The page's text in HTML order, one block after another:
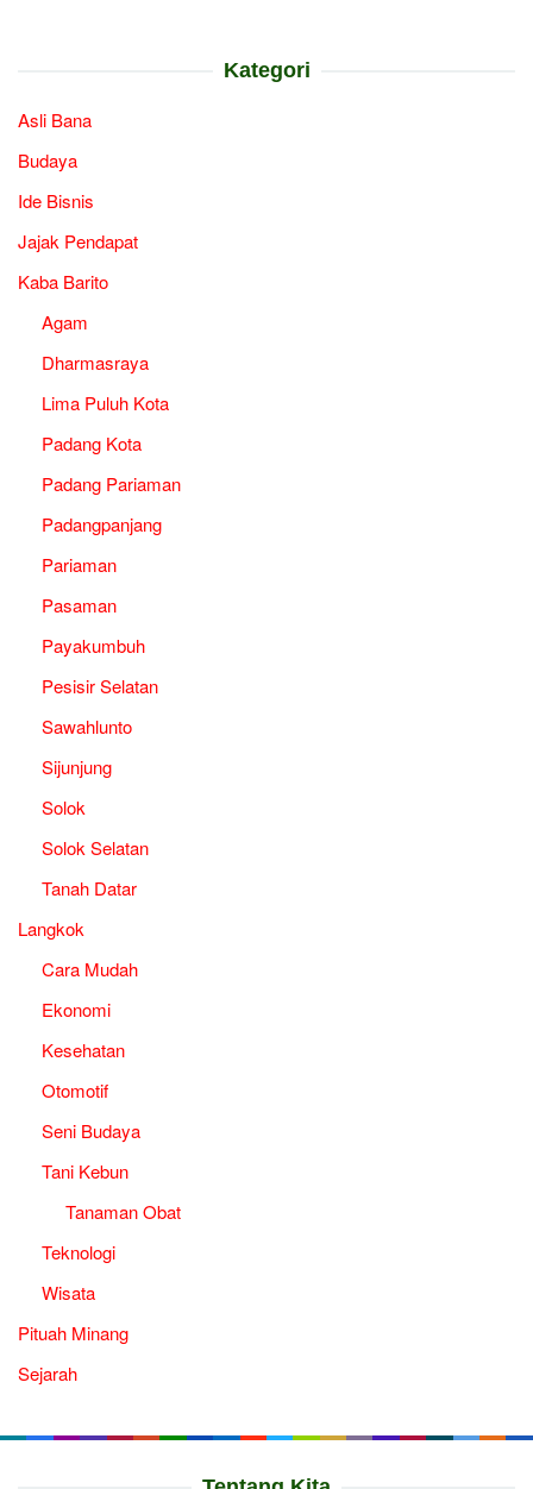
Kategori
Asli Bana
Budaya
Ide Bisnis
Jajak Pendapat
Kaba Barito
Agam
Dharmasraya
Lima Puluh Kota
Padang Kota
Padang Pariaman
Padangpanjang
Pariaman
Pasaman
Payakumbuh
Pesisir Selatan
Sawahlunto
Sijunjung
Solok
Solok Selatan
Tanah Datar
Langkok
Cara Mudah
Ekonomi
Kesehatan
Otomotif
Seni Budaya
Tani Kebun
Tanaman Obat
Teknologi
Wisata
Pituah Minang
Sejarah